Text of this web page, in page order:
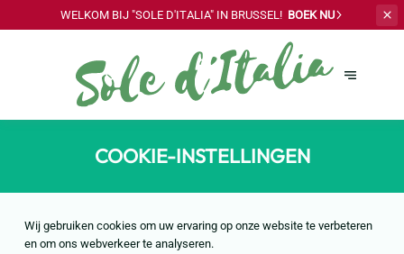
WELKOM BIJ "SOLE D'ITALIA" IN BRUSSEL! BOEK NU
COOKIE-INSTELLINGEN
Wij gebruiken cookies om uw ervaring op onze website te verbeteren
en om ons webverkeer te analyseren.